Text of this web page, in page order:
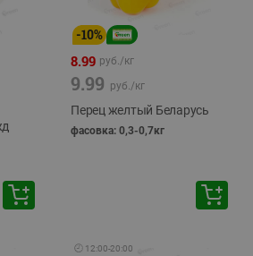
-10%
8.99 руб./кг
9.99 руб./кг
Перец желтый Беларусь
фасовка: 0,3-0,7кг
🕘 12:00-20:00